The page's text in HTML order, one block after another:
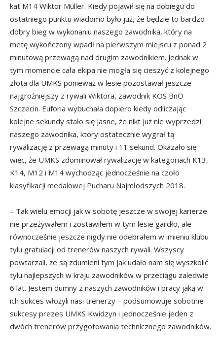
kat M14 Wiktor Müller. Kiedy pojawił się na dobiegu do
ostatniego punktu wiadomo było już, że będzie to bardzo
dobry bieg w wykonaniu naszego zawodnika, który na
metę wykończony wpadł na pierwszym miejscu z ponad 2
minutową przewagą nad drugim zawodnikiem. Jednak w
tym momencie cała ekipa nie mogła się cieszyć z kolejnego
złota dla UMKS ponieważ w lesie pozostawał jeszcze
najgroźniejszy z rywali Wiktora, zawodnik KOS BnO
Szczecin. Euforia wybuchała dopiero kiedy odliczając
kolejne sekundy stało się jasne, że nikt już nie wyprzedzi
naszego zawodnika, który ostatecznie wygrał tą
rywalizację z przewagą minuty i 11 sekund. Okazało się
więc, że UMKS zdominował rywalizację w kategoriach K13,
K14, M12 i M14 wychodząc jednocześnie na czoło
klasyfikacji medalowej Pucharu Najmłodszych 2018.
– Tak wielu emocji jak w sobotę jeszcze w swojej karierze
nie przeżywałem i zostawiłem w tym lesie gardło, ale
równocześnie jeszcze nigdy nie odebrałem w imieniu klubu
tylu gratulacji od trenerów naszych rywali. Wszyscy
powtarzali, że są zdumieni tym jak udało nam się wyszkolić
tylu najlepszych w kraju zawodników w przeciągu zaledwie
6 lat. Jestem dumny z naszych zawodników i pracy jaką w
ich sukces włożyli nasi trenerzy – podsumowuje sobotnie
sukcesy prezes UMKS Kwidzyn i jednocześnie jeden z
dwóch trenerów przygotowania technicznego zawodników.